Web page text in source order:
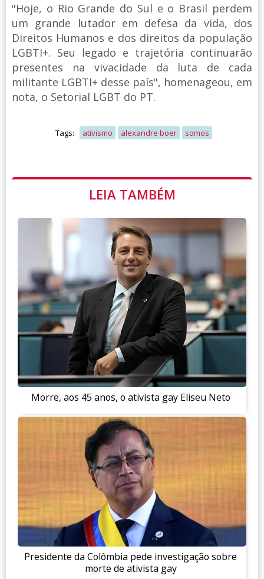
"Hoje, o Rio Grande do Sul e o Brasil perdem
um grande lutador em defesa da vida, dos
Direitos Humanos e dos direitos da população
LGBTI+. Seu legado e trajetória continuarão
presentes na vivacidade da luta de cada
militante LGBTI+ desse país", homenageou, em
nota, o Setorial LGBT do PT.
Tags: ativismo alexandre boer somos
LEIA TAMBÉM
Morre, aos 45 anos, o ativista gay Eliseu Neto
Presidente da Colômbia pede investigação sobre
morte de ativista gay